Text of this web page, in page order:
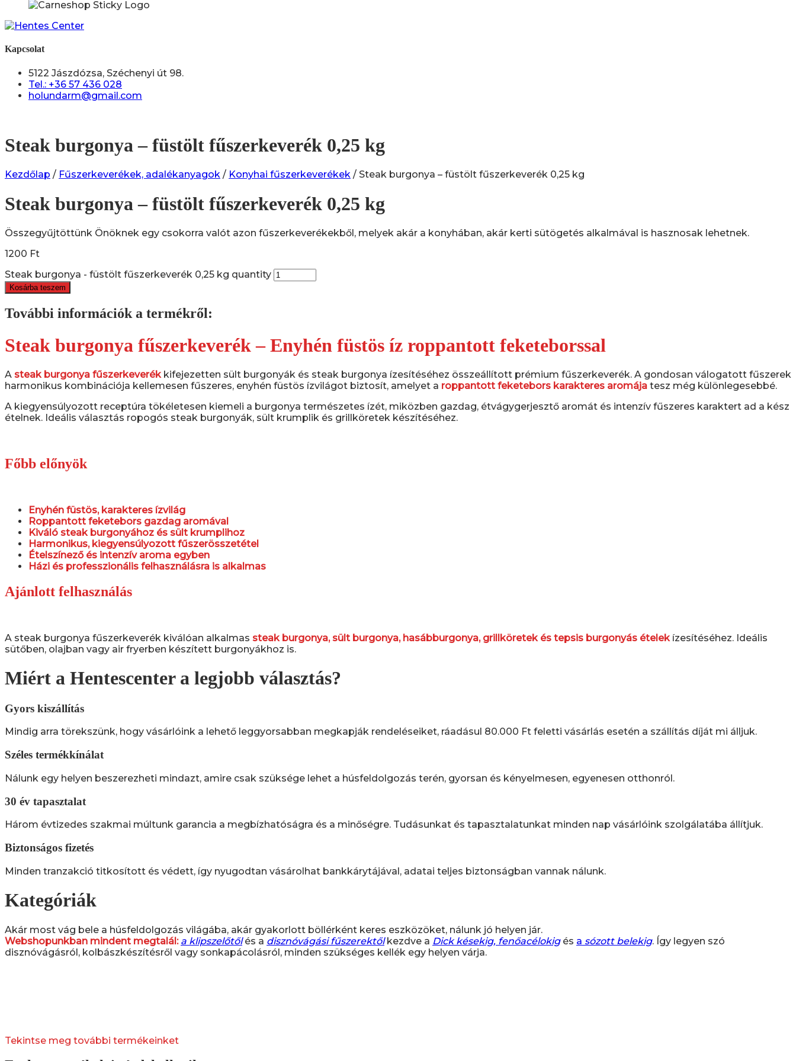
Kapcsolat
5122 Jászdózsa, Széchenyi út 98.
Tel.: +36 57 436 028
holundarm@gmail.com
Steak burgonya – füstölt fűszerkeverék 0,25 kg
Kezdőlap / Fűszerkeverékek, adalékanyagok / Konyhai fűszerkeverékek / Steak burgonya – füstölt fűszerkeverék 0,25 kg
Steak burgonya – füstölt fűszerkeverék 0,25 kg
Összegyűjtöttünk Önöknek egy csokorra valót azon fűszerkeverékekből, melyek akár a konyhában, akár kerti sütögetés alkalmával is hasznosak lehetnek.
1200 Ft
Steak burgonya - füstölt fűszerkeverék 0,25 kg quantity
Kosárba teszem
További információk a termékről:
Steak burgonya fűszerkeverék – Enyhén füstös íz roppantott feketeborssal
A steak burgonya fűszerkeverékkifejezetten sült burgonyák és steak burgonya ízesítéséhez összeállított prémium fűszerkeverék. A gondosan válogatott fűszerek
harmonikus kombinációja kellemesen fűszeres, enyhén füstös ízvilágot biztosít, amelyet a roppantott feketebors karakteres aromája tesz még különlegesebbé.
A kiegyensúlyozott receptúra tökéletesen kiemeli a burgonya természetes ízét, miközben gazdag, étvágygerjesztő aromát és intenzív fűszeres karaktert ad a kész
ételnek. Ideális választás ropogós steak burgonyák, sült krumplik és grillköretek készítéséhez.
Főbb előnyök
Enyhén füstös, karakteres ízvilág
Roppantott feketebors gazdag aromával
Kiváló steak burgonyához és sült krumplihoz
Harmonikus, kiegyensúlyozott fűszerösszetétel
Ételszínező és intenzív aroma egyben
Házi és professzionális felhasználásra is alkalmas
Ajánlott felhasználás
A steak burgonya fűszerkeverék kiválóan alkalmas steak burgonya, sült burgonya, hasábburgonya, grillköretek és tepsis burgonyás ételek ízesítéséhez. Ideális
sütőben, olajban vagy air fryerben készített burgonyákhoz is.
Miért a Hentescenter a legjobb választás?
Gyors kiszállítás
Mindig arra törekszünk, hogy vásárlóink a lehető leggyorsabban megkapják rendeléseiket, ráadásul 80.000 Ft feletti vásárlás esetén a szállítás díját mi álljuk.
Széles termékkínálat
Nálunk egy helyen beszerezheti mindazt, amire csak szüksége lehet a húsfeldolgozás terén, gyorsan és kényelmesen, egyenesen otthonról.
30 év tapasztalat
Három évtizedes szakmai múltunk garancia a megbízhatóságra és a minőségre. Tudásunkat és tapasztalatunkat minden nap vásárlóink szolgálatába állítjuk.
Biztonságos fizetés
Minden tranzakció titkosított és védett, így nyugodtan vásárolhat bankkárytájával, adatai teljes biztonságban vannak nálunk.
Kategóriák
Akár most vág bele a húsfeldolgozás világába, akár gyakorlott böllérként keres eszközöket, nálunk jó helyen jár.
Webshopunkban mindent megtalál: a klipszelőtőlés a disznóvágási fűszerektőlkezdve a Dick késekig, fenőacélokigés a sózott belekig. Így legyen szó
disznóvágásról, kolbászkészítésről vagy sonkapácolásról, minden szükséges kellék egy helyen várja.
Tekintse meg további termékeinket